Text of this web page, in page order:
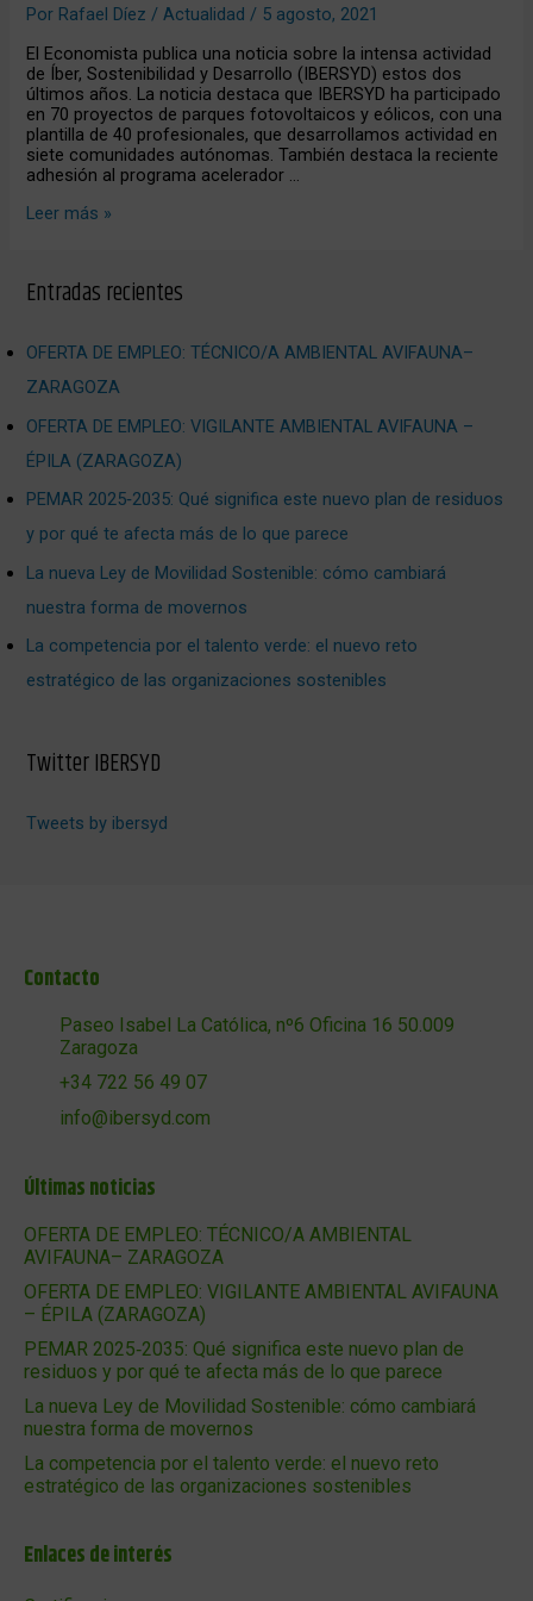
Por Rafael Díez/Actualidad / 5 agosto, 2021
El Economista publica una noticia sobre la intensa actividad
de Íber, Sostenibilidad y Desarrollo (IBERSYD) estos dos
últimos años. La noticia destaca que IBERSYD ha participado
en 70 proyectos de parques fotovoltaicos y eólicos, con una
plantilla de 40 profesionales, que desarrollamos actividad en
siete comunidades autónomas. También destaca la reciente
adhesión al programa acelerador …
Economista
Leer más »
Entradas recientes
OFERTA DE EMPLEO: TÉCNICO/A AMBIENTAL AVIFAUNA–
ZARAGOZA
OFERTA DE EMPLEO: VIGILANTE AMBIENTAL AVIFAUNA –
ÉPILA (ZARAGOZA)
PEMAR 2025‑2035: Qué significa este nuevo plan de residuos
y por qué te afecta más de lo que parece
La nueva Ley de Movilidad Sostenible: cómo cambiará
nuestra forma de movernos
La competencia por el talento verde: el nuevo reto
estratégico de las organizaciones sostenibles
Twitter IBERSYD
Tweets by ibersyd
Contacto
Paseo Isabel La Católica, nº6 Oficina 16 50.009
Zaragoza
+34 722 56 49 07
info@ibersyd.com
Últimas noticias
OFERTA DE EMPLEO: TÉCNICO/A AMBIENTAL
AVIFAUNA– ZARAGOZA
OFERTA DE EMPLEO: VIGILANTE AMBIENTAL AVIFAUNA
– ÉPILA (ZARAGOZA)
PEMAR 2025‑2035: Qué significa este nuevo plan de
residuos y por qué te afecta más de lo que parece
La nueva Ley de Movilidad Sostenible: cómo cambiará
nuestra forma de movernos
La competencia por el talento verde: el nuevo reto
estratégico de las organizaciones sostenibles
Enlaces de interés